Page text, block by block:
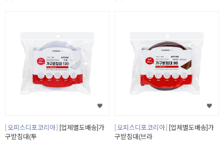
오피스디포코리아
[업체별도배송]가
구받침대(투
오피스디포코리아
[업체별도배송]가
구받침대(브라